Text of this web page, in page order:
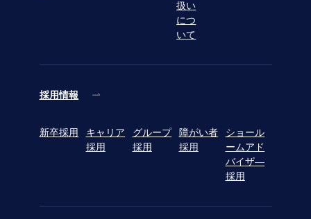
扱い
につ
いて
採用情報
新卒採用
キャリア
採用
グループ
採用
障がい者
採用
ショール
ームアド
バイザ―
採用